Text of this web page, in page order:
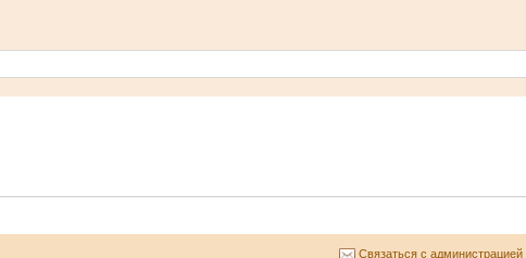
Связаться с администрацией